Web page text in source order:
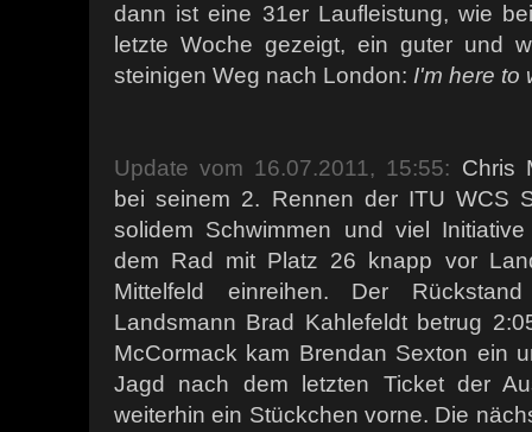
dann ist eine 31er Laufleistung, wie
letzte Woche gezeigt, ein guter und
steinigen Weg nach London: I'm here to
Update vom 16.07.2011, 15:55: Chris
bei seinem 2. Rennen der ITU WCS
solidem Schwimmen und viel
dem Rad mit Platz 26
knapp vor
Mittelfeld einreihen. Der
Landsmann Brad Kahlefeldt betrug
McCormack kam Brendan Sexton ein
Jagd nach dem letzten Ticket der
weiterhin ein Stückchen vorne. Die